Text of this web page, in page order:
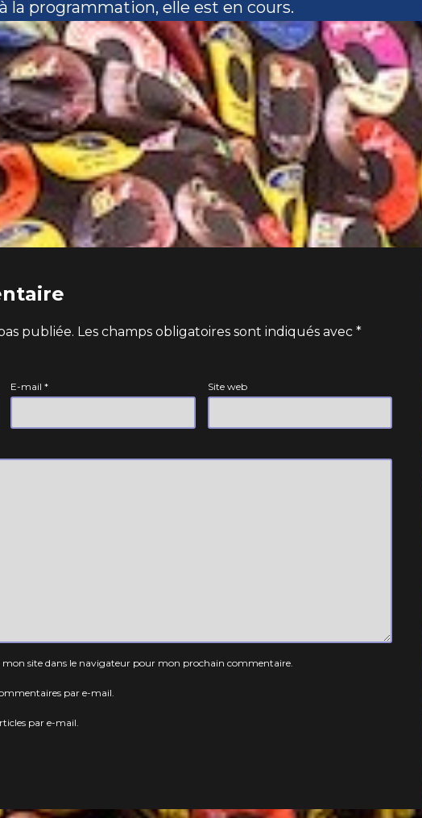
la programmation, elle est en cours.
publiée. Les champs obligatoires sont indiqués avec *
E-mail* Site web
site dans le navigateur pour mon prochain commentaire.
par e-mail.
par e-mail.